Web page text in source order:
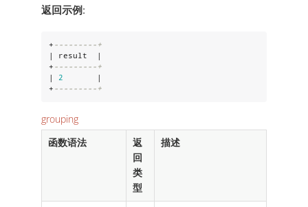
返回示例 :
+ ---------+
| result  |
+ ---------+
| 2
       |
+ ---------+
grouping
函数语法
返
回
类
型
描述